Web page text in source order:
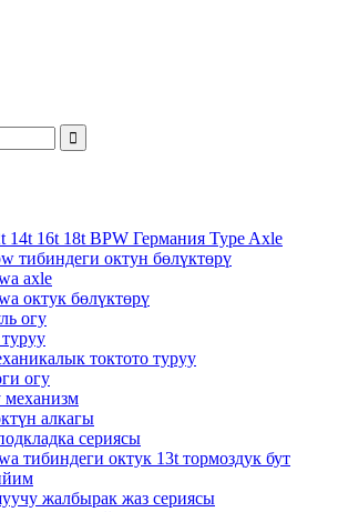
14t 16t 18t BPW Германия Type Axle
тибиндеги октун бөлүктөрү
axle
октук бөлүктөрү
огу
токтото туруу
огу
механизм
алкагы
сериясы
тибиндеги октук 13t тормоздук бут
жалбырак жаз сериясы